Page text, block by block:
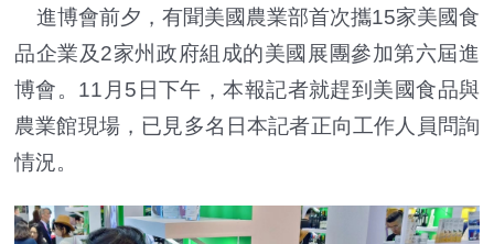
進博會前夕，有聞美國農業部首次攜15家美國食
品企業及2家州政府組成的美國展團參加第六屆進
博會。11月5日下午，本報記者就趕到美國食品與
農業館現場，已見多名日本記者正向工作人員問詢
情況。